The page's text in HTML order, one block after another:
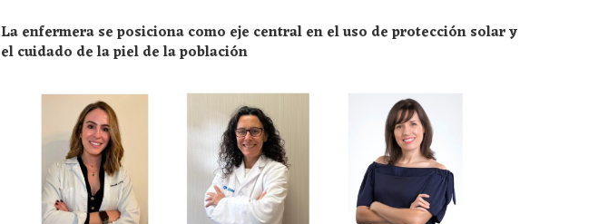
La enfermera se posiciona como eje central en el uso de protección solar y
el cuidado de la piel de la población